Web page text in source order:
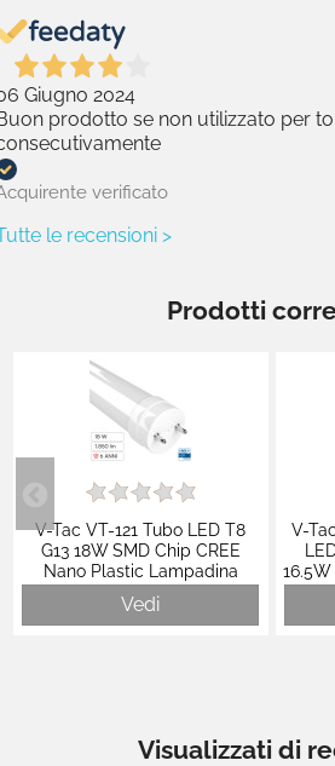
Giugno 2024
prodotto se non utilizzato per
verificato
le recensioni >
Prodotti
V-Tac VT-121 Tubo LED T8
G13 18W SMD Chip CREE
Nano Plastic Lampadina
120cm con Starter - SKU
216536 / 216546 / 216556
Vedi
V-
Visualizzati di